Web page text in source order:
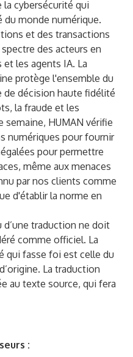
la cybersécurité qui
du monde numérique.
et des transactions
des acteurs en
les agents IA. La
protège l'ensemble du
de décision haute fidélité
la fraude et les
semaine, HUMAN vérifie
numériques pour fournir
pour permettre
même aux menaces
par nos clients comme
d'établir la norme en
traduction ne doit
comme officiel. La
qui fasse foi est celle du
La traduction
au texte source, qui fera
: